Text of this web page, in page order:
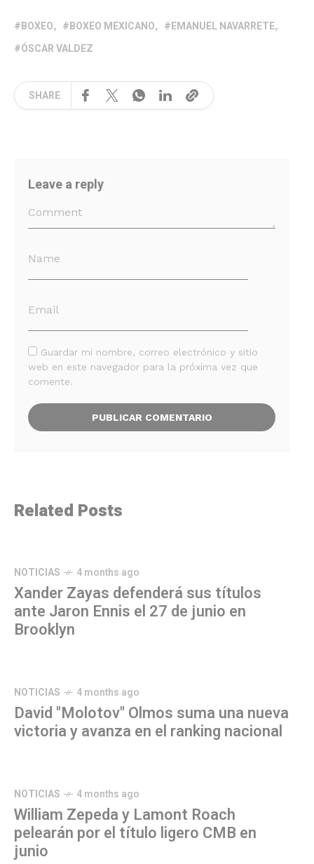
BOXEO BOXEO MEXICANO
EMANUEL NAVARRETE
ÓSCAR VALDEZ
SHARE
Leave a reply
Guardar mi nombre, correo electrónico y sitio
web en este navegador para la próxima vez que
comente.
Related Posts
NOTICIAS 4 months ago
Xander Zayas defenderá sus títulos
ante Jaron Ennis el 27 de junio en
Brooklyn
NOTICIAS 4 months ago
David "Molotov" Olmos suma una nueva
victoria y avanza en el ranking nacional
NOTICIAS 4 months ago
William Zepeda y Lamont Roach
pelearán por el título ligero CMB en
junio